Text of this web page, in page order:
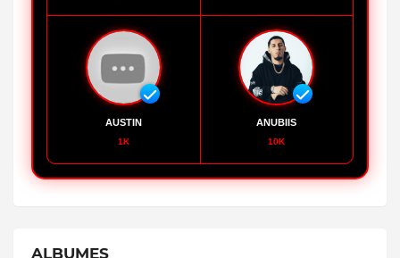
AUSTIN
1K
ANUBIIS
10K
ALBUMES